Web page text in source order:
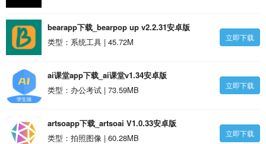
bearapp下载_bearpop up v2.2.31安卓版
类型：系统工具 | 45.72M
立即下载
ai课堂app下载_ai课堂v1.34安卓版
类型：办公考试 | 73.59MB
立即下载
artsoapp下载_artsoai V1.0.33安卓版
类型：拍照图像 | 60.28MB
立即下载